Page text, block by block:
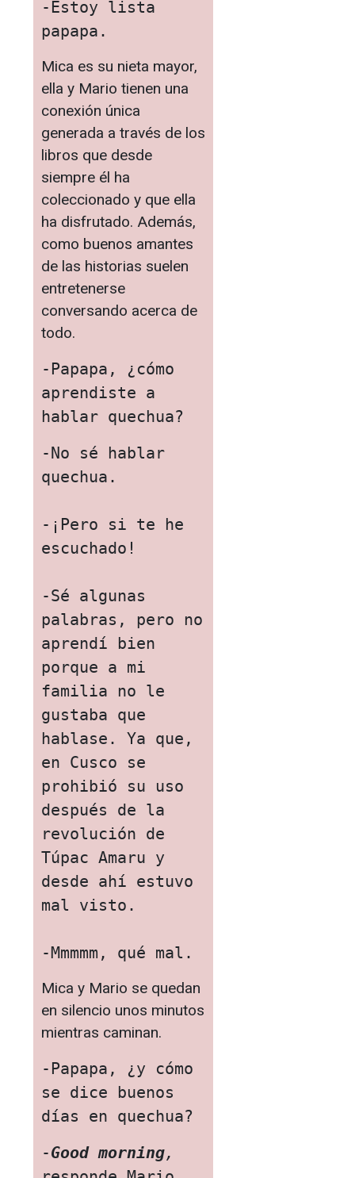
-Estoy lista
papapa.
Mica es su nieta mayor,
ella y Mario tienen una
conexión única
generada a través de los
libros que desde
siempre él ha
coleccionado y que ella
ha disfrutado. Además,
como buenos amantes
de las historias suelen
entretenerse
conversando acerca de
todo.
-Papapa, ¿cómo
aprendiste a
hablar quechua?
-No sé hablar
quechua.
-¡Pero si te he
escuchado!
-Sé algunas
palabras, pero no
aprendí bien
porque a mi
familia no le
gustaba que
hablase. Ya que,
en Cusco se
prohibió su uso
después de la
revolución de
Túpac Amaru y
desde ahí estuvo
mal visto.
-Mmmmm, qué mal.
Mica y Mario se quedan
en silencio unos minutos
mientras caminan.
-Papapa, ¿y cómo
se dice buenos
días en quechua?
-Good morning,